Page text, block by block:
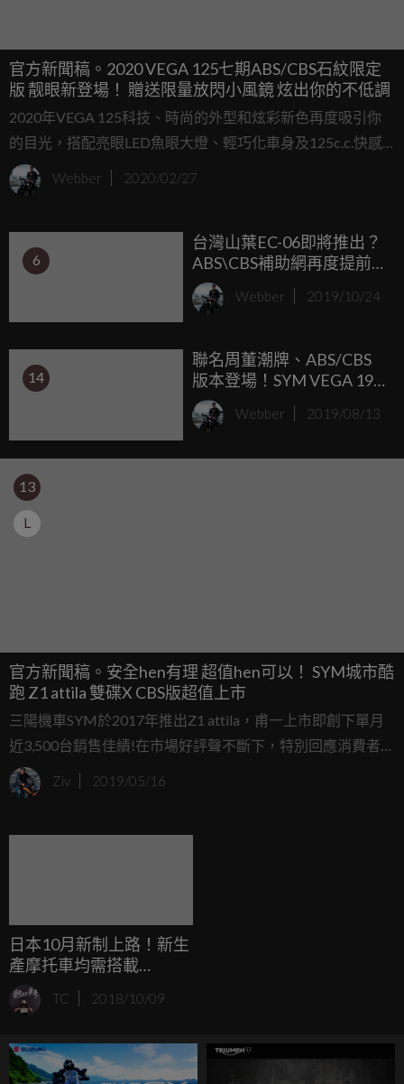
官方新聞稿。2020 VEGA 125七期ABS/CBS石紋限定
版 靓眼新登場！ 贈送限量放閃小風鏡 炫出你的不低調
2020年VEGA 125科技、時尚的外型和炫彩新色再度吸引你
的目光，搭配亮眼LED魚眼大燈、輕巧化車身及125c.c.快感
大馬力！遠遠甩開潮流，在這場街頭風格大賽，VEGA就是你
的神隊友！
Webber 2020/02/27
6
台灣山葉EC-06即將推出？
ABS\CBS補助網再度提前
洩密
Webber 2019/10/24
14
聯名周董潮牌、ABS/CBS
版本登場！SYM VEGA 19
年式發表會
Webber 2019/08/13
13
L
官方新聞稿。安全hen有理 超值hen可以！ SYM城市酷
跑 Z1 attila 雙碟X CBS版超值上市
三陽機車SYM於2017年推出Z1 attila，甫一上市即創下單月
近3,500台銷售佳績!在市場好評聲不斷下，特別回應消費者的
需求，於2019年推出安全升級的雙碟CBS版車款, 讓騎乘者安
全騎乘體驗再提升。
Ziv 2019/05/16
日本10月新制上路！新生
產摩托車均需搭載
ABS/CBS！
TC 2018/10/09